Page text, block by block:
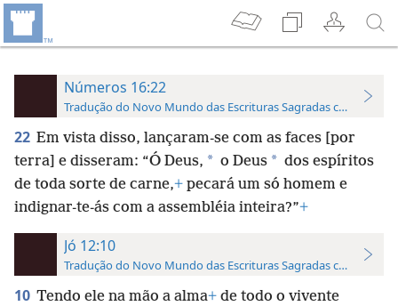
Números 16:22
Tradução do Novo Mundo das Escrituras Sagradas com
22 Em vista disso, lançaram-se com as faces [por
terra] e disseram: “Ó Deus, * o Deus * dos espíritos
de toda sorte de carne,+ pecará um só homem e
indignar-te-ás com a assembléia inteira?”+
Jó 12:10
Tradução do Novo Mundo das Escrituras Sagradas com
10 Tendo ele na mão a alma+ de todo o vivente